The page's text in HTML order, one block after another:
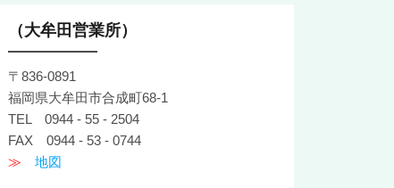
（大牟田営業所）
〒836-0891
福岡県大牟田市合成町68-1
TEL 0944 - 55 - 2504
FAX 0944 - 53 - 0744
≫ 地図